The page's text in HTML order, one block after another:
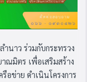
นาว ร่วมกับกระทรวง
ณมิตร เพื่อเสริมสร้าง
อข่าย ดำเนินโครงการ